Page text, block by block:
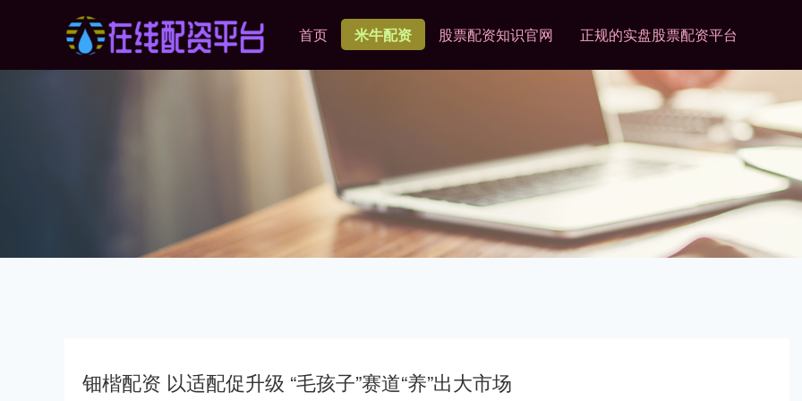
首页 米牛配资 股票配资知识官网 正规的实盘股票配资平台
钿楷配资 以适配促升级 “毛孩子”赛道“养”出大市场